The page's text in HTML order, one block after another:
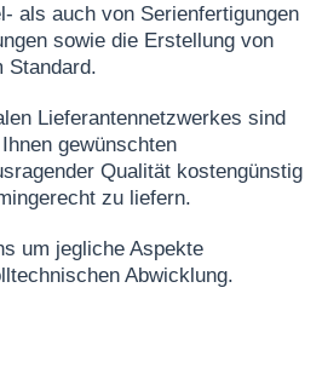
als auch von Serienfertigungen
sowie die Erstellung von
Standard.
Lieferantennetzwerkes sind
gewünschten
Qualität kostengünstig
zu liefern.
um jegliche Aspekte
Abwicklung.